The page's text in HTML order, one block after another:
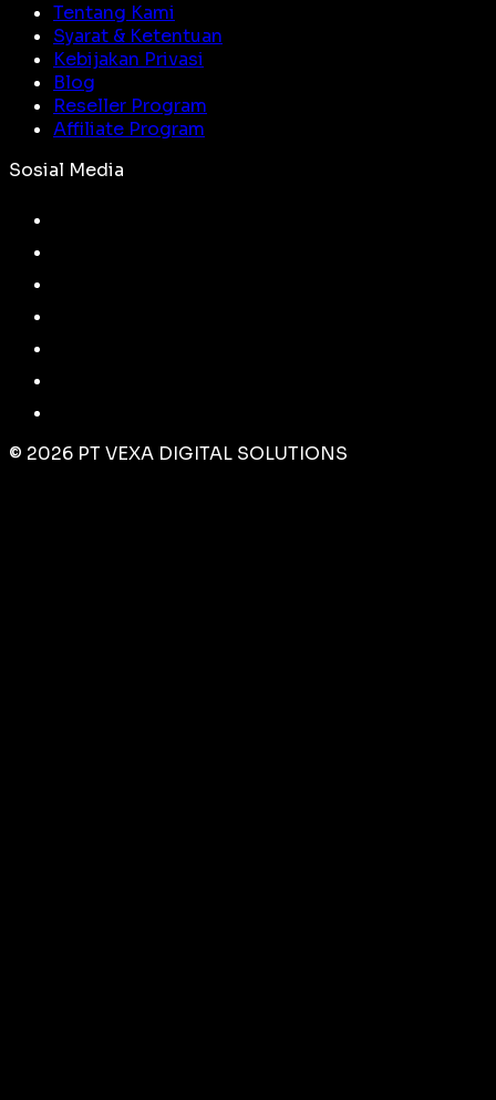
Tentang Kami
Syarat & Ketentuan
Kebijakan Privasi
Blog
Reseller Program
Affiliate Program
Sosial Media
© 2026 PT VEXA DIGITAL SOLUTIONS